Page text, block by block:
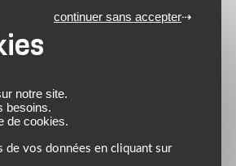
notre site.
besoins.
de cookies.
de vos données en cliquant sur
continuer sans accepter